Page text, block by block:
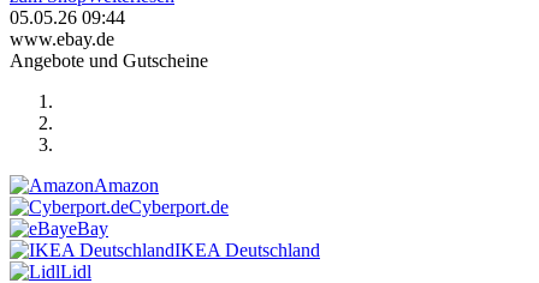
05.05.26 09:44
www.ebay.de
Angebote und Gutscheine
Amazon
Cyberport.de
eBay
IKEA Deutschland
Lidl